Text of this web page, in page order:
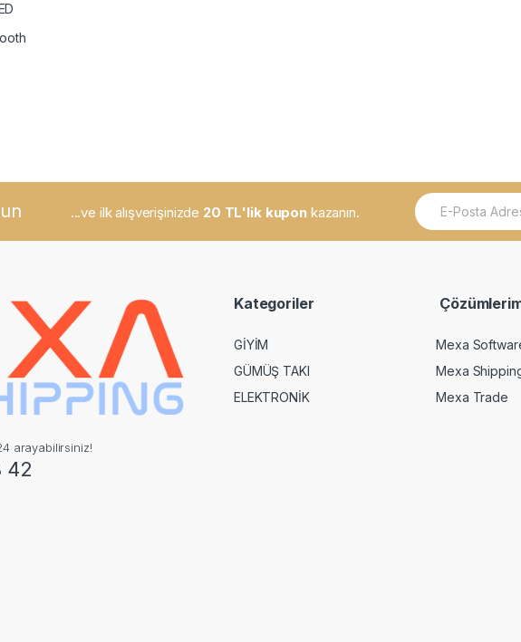
...ve ilk alışverişinizde 20 TL'lik kuponkazanın.
E
m
arayabilirsiniz!
42
Kategoriler
GİYİM
GÜMÜŞ TAKI
ELEKTRONİK
Mexa
Mexa
Mexa Trade